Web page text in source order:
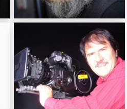
Réalisateur,
scénariste (Croatie)
Danilo Šerbedžija